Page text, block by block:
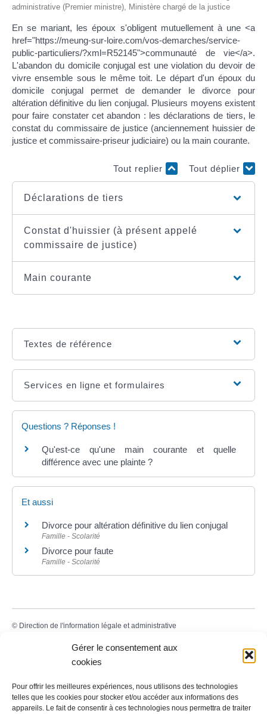
Gérer le consentement aux
cookies
Pour offrir les meilleures expériences, nous utilisons des technologies
telles que les cookies pour stocker et/ou accéder aux informations des
appareils. Le fait de consentir à ces technologies nous permettra de traiter
LA MAIRIE
administrative (Premier ministre), Ministère chargé de la justice
En se mariant, les époux s'obligent mutuellement à une <a
href="https://meung-sur-loire.com/vos-demarches/service-
public-particuliers/?xml=R52145">communauté de vie</a>.
L'abandon du domicile conjugal est une violation du devoir de
vivre ensemble sous le même toit. Le départ d'un époux du
domicile conjugal permet de demander le divorce pour
altération définitive du lien conjugal. Plusieurs moyens existent
pour faire constater cet abandon : les déclarations de tiers, le
constat du commissaire de justice (anciennement huissier de
justice et commissaire-priseur judiciaire) ou la main courante.
Tout replier Tout déplier
Déclarations de tiers
Constat d'huissier (à présent appelé
commissaire de justice)
Main courante
Textes de référence
Services en ligne et formulaires
Questions ? Réponses !
Qu'est-ce qu'une main courante et quelle
différence avec une plainte ?
Et aussi
Divorce pour altération définitive du lien conjugal
Famille - Scolarité
Divorce pour faute
Famille - Scolarité
© Direction de l'information légale et administrative